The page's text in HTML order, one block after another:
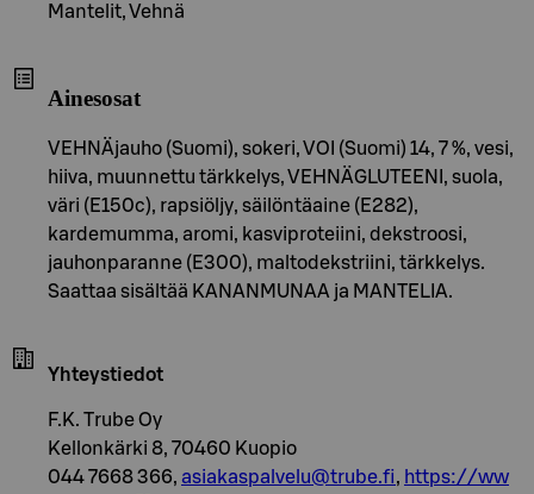
Mantelit, Vehnä
Ainesosat
VEHNÄjauho (Suomi), sokeri, VOI (Suomi) 14, 7 %, vesi,
hiiva, muunnettu tärkkelys, VEHNÄGLUTEENI, suola,
väri (E150c), rapsiöljy, säilöntäaine (E282),
kardemumma, aromi, kasviproteiini, dekstroosi,
jauhonparanne (E300), maltodekstriini, tärkkelys.
Saattaa sisältää KANANMUNAA ja MANTELIA.
Yhteystiedot
F.K. Trube Oy
Kellonkärki 8, 70460 Kuopio
044 7668 366, asiakaspalvelu@trube.fi, https://ww